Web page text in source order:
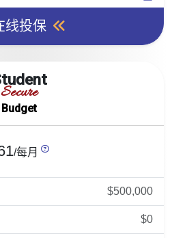
线投保
Secure
Budget
/每月
$500,000
$0